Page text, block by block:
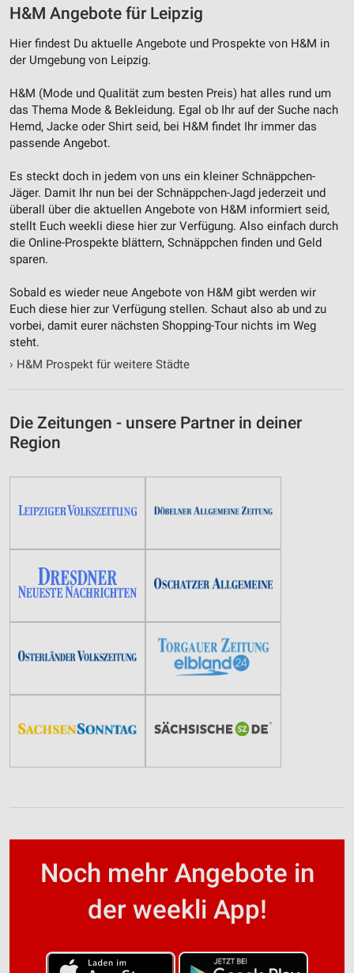
H&M Angebote für Leipzig
Hier findest Du aktuelle Angebote und Prospekte von H&M in
der Umgebung von Leipzig.
H&M (Mode und Qualität zum besten Preis) hat alles rund um
das Thema Mode & Bekleidung. Egal ob Ihr auf der Suche nach
Hemd, Jacke oder Shirt seid, bei H&M findet Ihr immer das
passende Angebot.
Es steckt doch in jedem von uns ein kleiner Schnäppchen-
Jäger. Damit Ihr nun bei der Schnäppchen-Jagd jederzeit und
überall über die aktuellen Angebote von H&M informiert seid,
stellt Euch weekli diese hier zur Verfügung. Also einfach durch
die Online-Prospekte blättern, Schnäppchen finden und Geld
sparen.
Sobald es wieder neue Angebote von H&M gibt werden wir
Euch diese hier zur Verfügung stellen. Schaut also ab und zu
vorbei, damit eurer nächsten Shopping-Tour nichts im Weg
steht.
› H&M Prospekt für weitere Städte
Die Zeitungen - unsere Partner in deiner
Region
Noch mehr Angebote in
der weekli App!